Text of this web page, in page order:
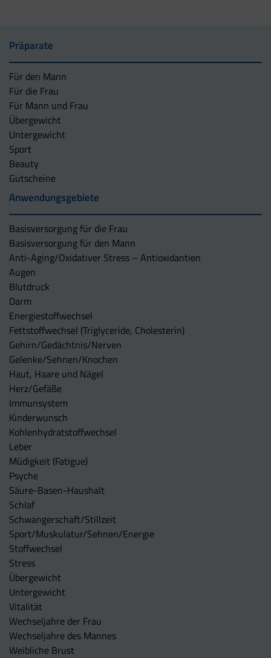
Präparate
Für den Mann
Für die Frau
Für Mann und Frau
Übergewicht
Untergewicht
Sport
Beauty
Gutscheine
Anwendungsgebiete
Basisversorgung für die Frau
Basisversorgung für den Mann
Anti-Aging/Oxidativer Stress – Antioxidantien
Augen
Blutdruck
Darm
Energiestoffwechsel
Fettstoffwechsel (Triglyceride, Cholesterin)
Gehirn/Gedächtnis/Nerven
Gelenke/Sehnen/Knochen
Haut, Haare und Nägel
Herz/Gefäße
Immunsystem
Kinderwunsch
Kohlenhydratstoffwechsel
Leber
Müdigkeit (Fatigue)
Psyche
Säure-Basen-Haushalt
Schlaf
Schwangerschaft/Stillzeit
Sport/Muskulatur/Sehnen/Energie
Stoffwechsel
Stress
Übergewicht
Untergewicht
Vitalität
Wechseljahre der Frau
Wechseljahre des Mannes
Weibliche Brust